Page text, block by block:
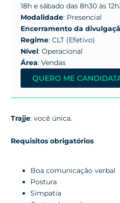
18h e sábado das 8h30 às
Modalidade: Presencial
Encerramento da
Regime: CLT (Efetivo)
Nível: Operacional
Área: Vendas
QUERO ME
Trajje: você única.
Requisitos obrigatórios
Boa comunicação verbal
Postura
Simpatia